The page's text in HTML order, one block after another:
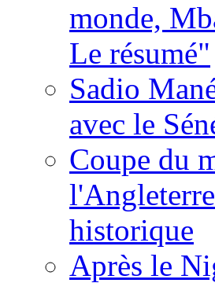
monde,
Le résumé"
Sadio
avec le
Coupe du
historique
Après le